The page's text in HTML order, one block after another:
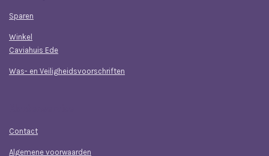
Sparen
Winkel
Caviahuis Ede
Was- en Veiligheidsvoorschriften
Contact
Algemene voorwaarden